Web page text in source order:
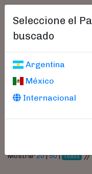
Seleccione el
buscado
Argentina
México
Internacional
Libros
Parámetros
Mostrar20|50| Todos